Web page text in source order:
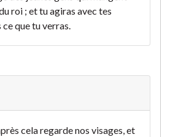
roi ; et tu agiras avec tes
ce que tu verras.
cela regarde nos visages, et